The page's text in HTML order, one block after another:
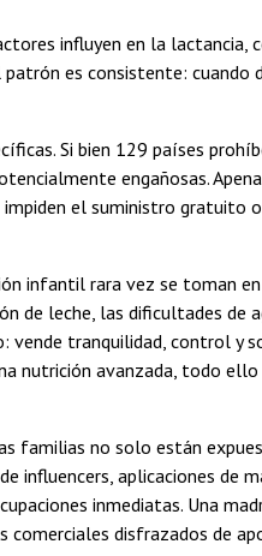
influyen en la lactancia,
es consistente: cuando
Si bien 129 países
engañosas.
el suministro gratuito
infantil rara vez se toman
de leche, las dificultades de
tranquilidad, control y
nutrición avanzada, todo
familias no solo están
influencers, aplicaciones de
inmediatas. Una
disfrazados de